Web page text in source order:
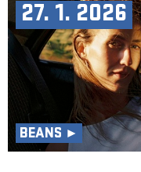
27. 1. 2026
BEANS ►